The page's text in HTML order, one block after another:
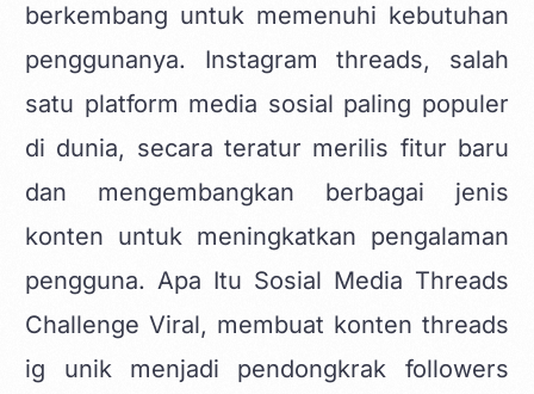
berkembang untuk memenuhi kebutuhan
penggunanya. Instagram threads, salah
satu platform media sosial paling populer
di dunia, secara teratur merilis fitur baru
dan mengembangkan berbagai jenis
konten untuk meningkatkan pengalaman
pengguna. Apa Itu Sosial Media Threads
Challenge Viral, membuat konten threads
ig unikmenjadi pendongkrak followers